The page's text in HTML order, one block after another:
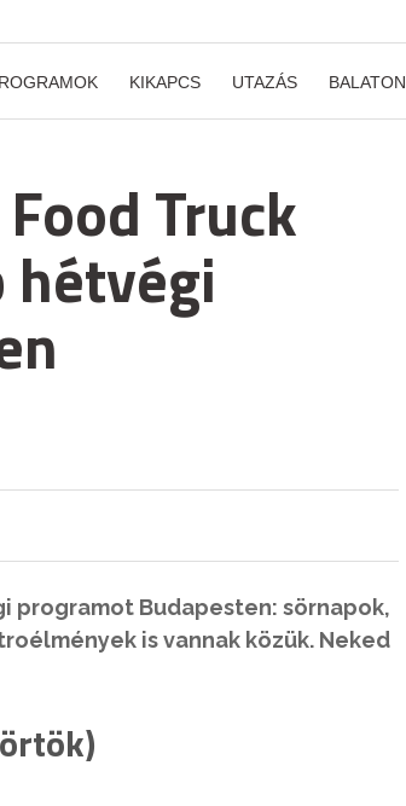
KIKAPCS UTAZÁS BALATON
Truck
hétvégi
Budapesten: sörnapok,
is vannak közük. Neked